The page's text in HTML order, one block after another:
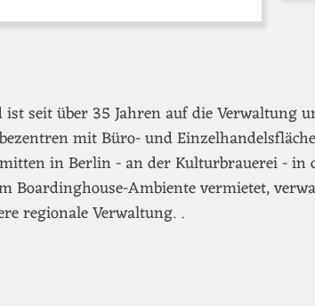
ist seit über 35 Jahren auf die
mit Büro- und
in Berlin - an der Kulturbrauerei - in
Ambiente vermietet,
regionale Verwaltung. .